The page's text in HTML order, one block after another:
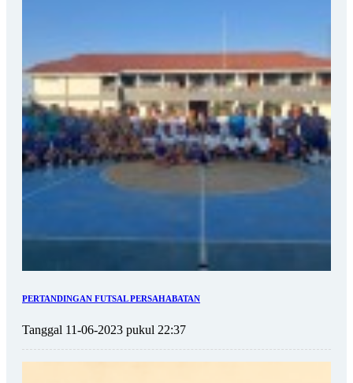
PERTANDINGAN FUTSAL PERSAHABATAN
Tanggal 11-06-2023 pukul 22:37